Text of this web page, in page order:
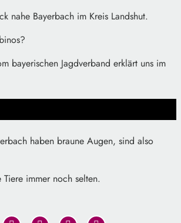
nahe Bayerbach im Kreis Landshut.
bayerischen Jagdverband erklärt uns im
haben braune Augen, sind also
immer noch selten.